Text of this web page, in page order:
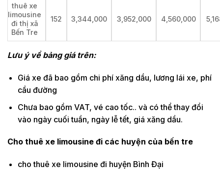
thuê xe
limousine
đi thị xã
Bến Tre
152 3,344,000 3,952,000 4,560,000
Lưu ý về bảng giá trên:
Giá xe đã bao gồm chi phí xăng dầu, lương lái xe, phí
cầu đường
Chưa bao gồm VAT, vé cao tốc.. và có thể thay đổi
vào ngày cuối tuần, ngày lễ tết, giá xăng dầu.
Cho thuê xe limousine đi các huyện của bến tre
cho thuê xe limousine đi huyện Bình Đại